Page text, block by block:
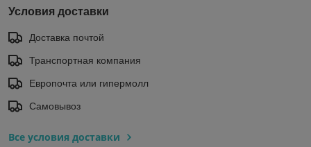
Условия доставки
Доставка почтой
Транспортная компания
Европочта или гипермолл
Самовывоз
Все условия доставки